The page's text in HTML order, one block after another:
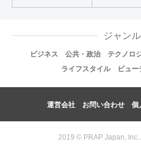
ジャン
ビジネス 公共・政治 テクノロ
ライフスタイル
ビュー
運営会社 お問い合わせ 個
2019 © PRAP Japan,